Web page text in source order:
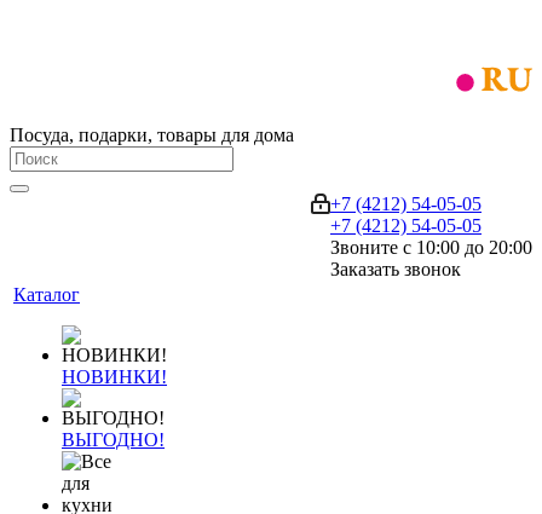
Посуда, подарки, товары для дома
+7 (4212) 54-05-05
+7 (4212) 54-05-05
Звоните с 10:00 до 20:00
Заказать звонок
Каталог
НОВИНКИ!
ВЫГОДНО!